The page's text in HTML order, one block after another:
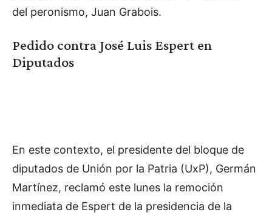
del peronismo, Juan Grabois.
Pedido contra José Luis Espert en
Diputados
En este contexto, el presidente del bloque de
diputados de Unión por la Patria (UxP), Germán
Martínez, reclamó este lunes la remoción
inmediata de Espert de la presidencia de la